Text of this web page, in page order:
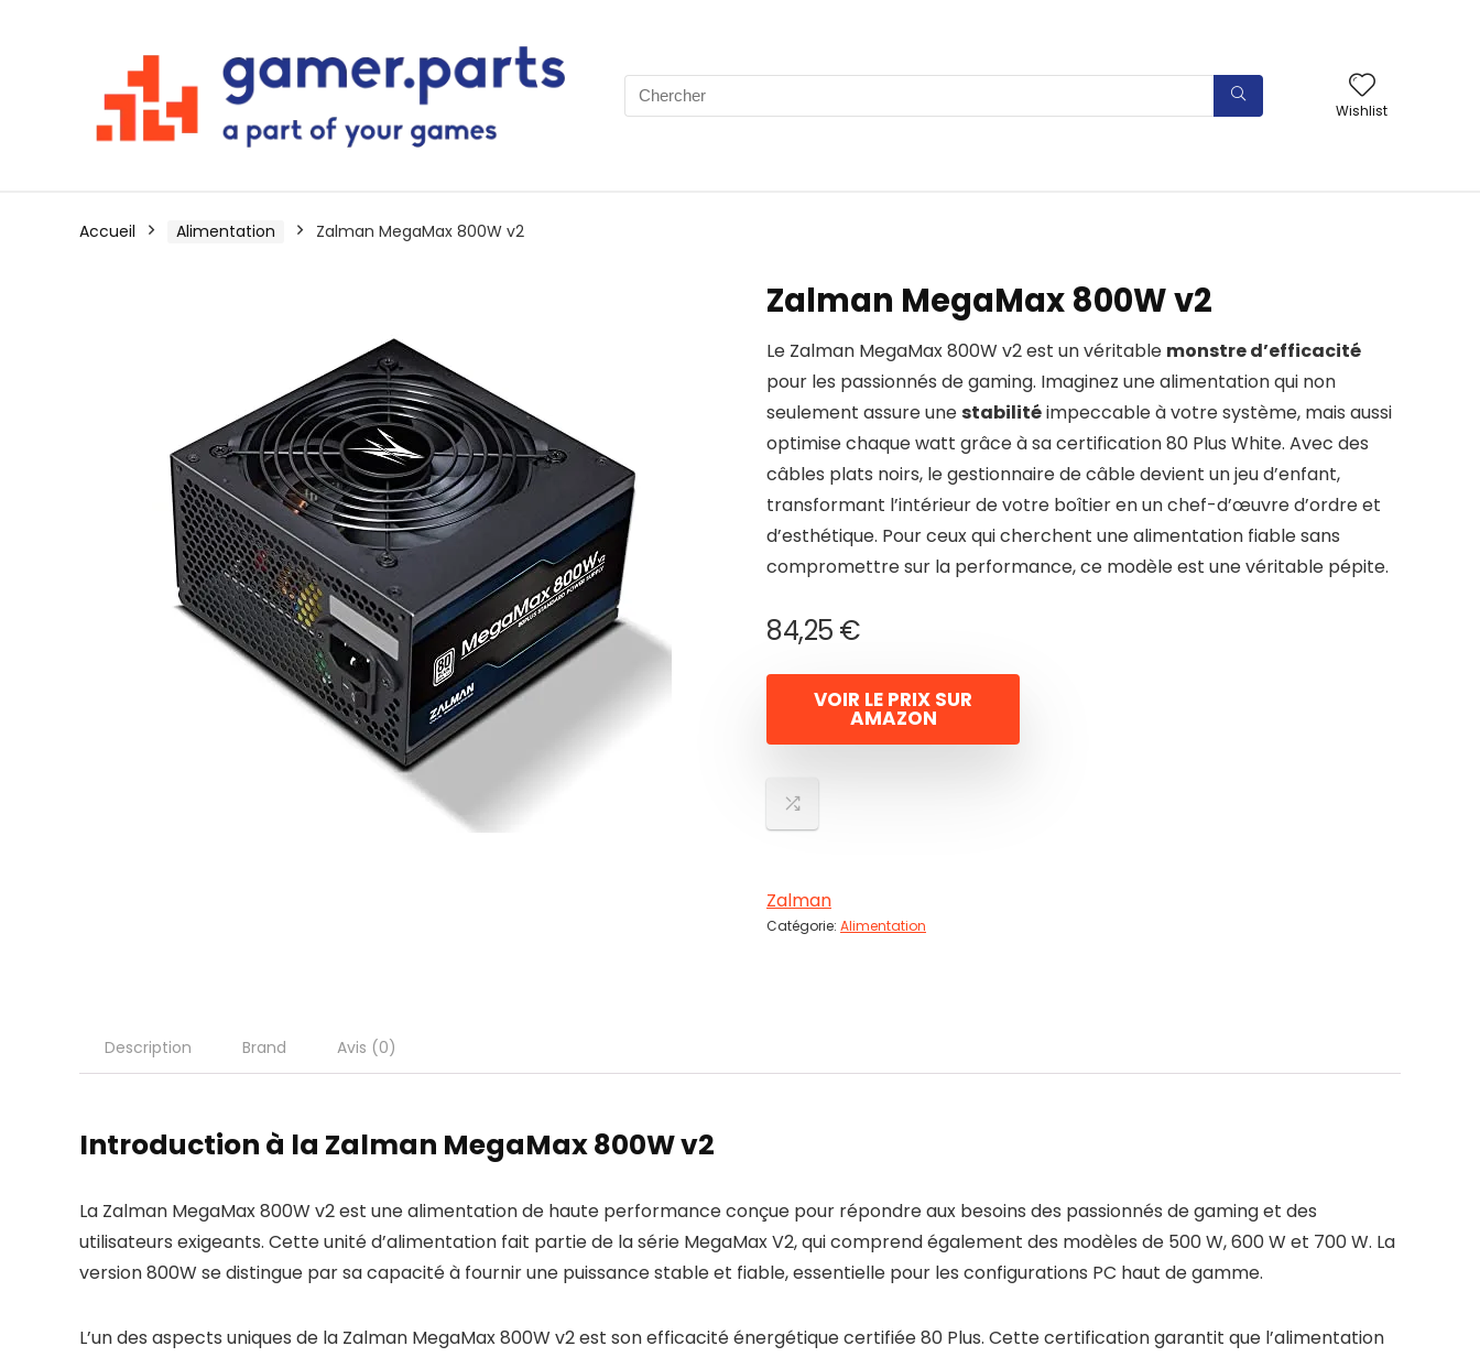
Search
for:
Wishlist
Accueil Alimentation Zalman MegaMax 800W v2
Zalman MegaMax 800W v2
Le Zalman MegaMax 800W v2 est un véritable monstre d’efficacité
pour les passionnés de gaming. Imaginez une alimentation qui non
seulement assure unestabilitéimpeccable à votre système, mais aussi
optimise chaque watt grâce à sa certification 80 Plus White. Avec des
câbles plats noirs, le gestionnaire de câble devient un jeu d’enfant,
transformant l’intérieur de votre boîtier en un chef-d’œuvre d’ordre et
d’esthétique. Pour ceux qui cherchent une alimentation fiable sans
compromettre sur la performance, ce modèle est une véritable pépite.
84,25 €
VOIR LE PRIX SUR
AMAZON
Zalman
Catégorie: Alimentation
Description Brand Avis (0)
Introduction à la Zalman MegaMax 800W v2
La Zalman MegaMax 800W v2 est une alimentation de haute performance conçue pour répondre aux besoins des passionnés de gaming et des
utilisateurs exigeants. Cette unité d’alimentation fait partie de la série MegaMax V2, qui comprend également des modèles de 500 W, 600 W et 700 W. La
version 800W se distingue par sa capacité à fournir une puissance stable et fiable, essentielle pour les configurations PC haut de gamme.
L’un des aspects uniques de la Zalman MegaMax 800W v2 est son efficacité énergétique certifiée 80 Plus. Cette certification garantit que l’alimentation